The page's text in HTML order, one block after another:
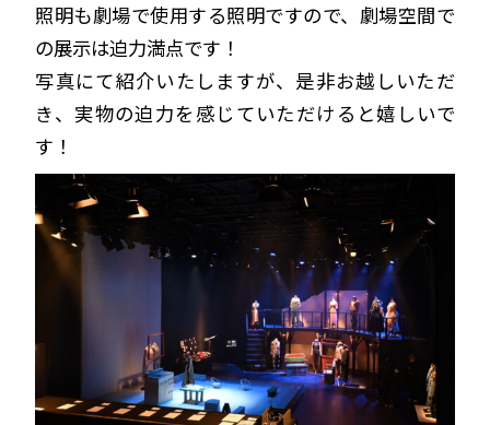
照明も劇場で使用する照明ですので、劇場空間で
の展示は迫力満点です！
写真にて紹介いたしますが、是非お越しいただ
き、実物の迫力を感じていただけると嬉しいで
す！